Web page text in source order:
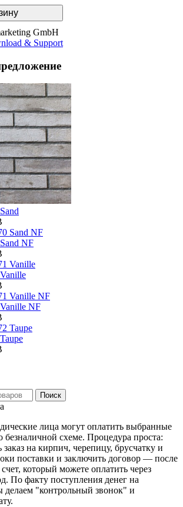
GmbH
& Support
NF
NF
лица могут оплатить выбранные
безналичной схеме. Процедура проста:
заказ на кирпич, черепицу, брусчатку и
поставки и заключить договор — после
который можете оплатить через
По факту поступления денег на
делаем "контрольный звонок" и